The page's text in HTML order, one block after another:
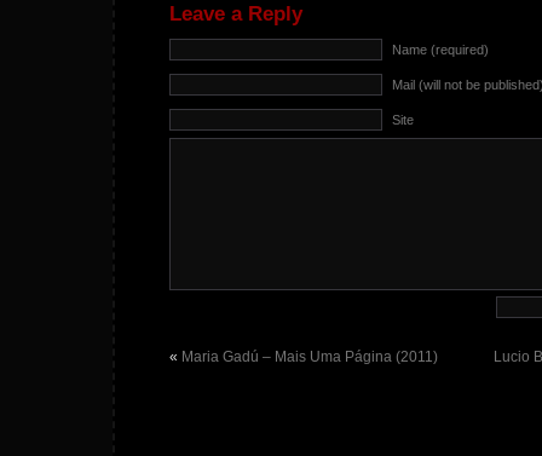
Leave a Reply
Name (required)
Mail (will not be
Site
« Maria Gadú – Mais Uma Página (2011) Lucio